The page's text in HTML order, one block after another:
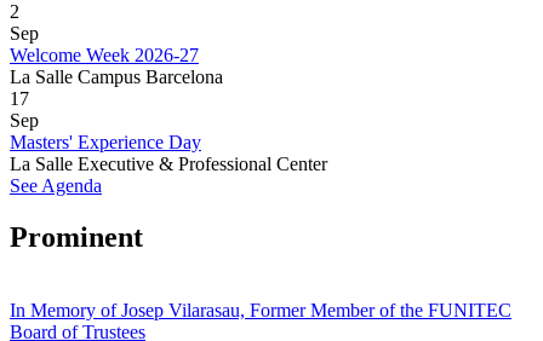
2
Sep
Welcome Week 2026-27
La Salle Campus Barcelona
17
Sep
Masters' Experience Day
La Salle Executive & Professional Center
See Agenda
Prominent
In Memory of Josep Vilarasau, Former Member of the FUNITEC
Board of Trustees